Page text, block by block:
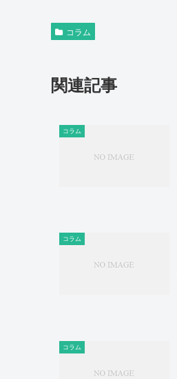
コラム
関連記事
コラム
コラム
コラム